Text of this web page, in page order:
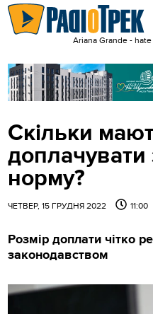
Ariana Grande -
Скільки
норму?
ЧЕТВЕР, 15 ГРУДНЯ 2022 11:00
Розмір доплати чітко
законодавством